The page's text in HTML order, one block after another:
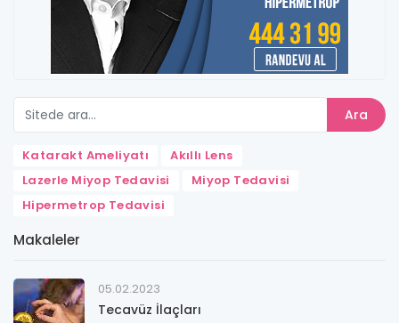
Ara
Katarakt Ameliyatı
Akıllı Lens
Lazerle Miyop Tedavisi
Miyop Tedavisi
Hipermetrop Tedavisi
Makaleler
05.02.2023
Tecavüz İlaçları